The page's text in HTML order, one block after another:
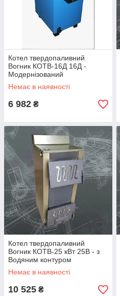
Котел твердопаливний
Вогник КОТВ-16Д 16Д -
Модернізований
Немає в наявності
6 982 ₴
Котел твердопаливний
Вогник КОТВ-25 кВт 25В - з
Водяним контуром
Немає в наявності
10 525 ₴